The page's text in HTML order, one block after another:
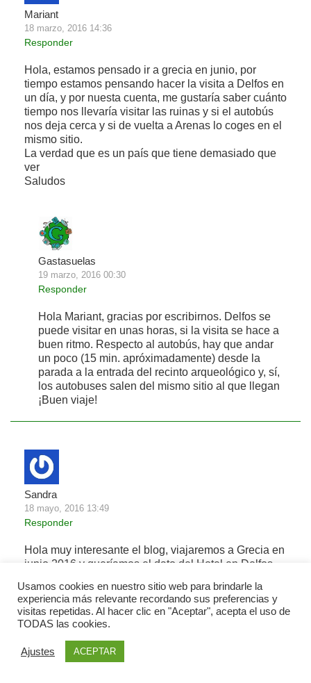
Mariant
18 marzo, 2016 14:36
Responder
Hola, estamos pensado ir a grecia en junio, por
tiempo estamos pensando hacer la visita a Delfos en
un día, y por nuesta cuenta, me gustaría saber cuánto
tiempo nos llevaría visitar las ruinas y si el autobús
nos deja cerca y si de vuelta a Arenas lo coges en el
mismo sitio.
La verdad que es un país que tiene demasiado que
ver
Saludos
Gastasuelas
19 marzo, 2016 00:30
Responder
Hola Mariant, gracias por escribirnos. Delfos se
puede visitar en unas horas, si la visita se hace a
buen ritmo. Respecto al autobús, hay que andar
un poco (15 min. apróximadamente) desde la
parada a la entrada del recinto arqueológico y, sí,
los autobuses salen del mismo sitio al que llegan
¡Buen viaje!
Sandra
18 mayo, 2016 13:49
Responder
Hola muy interesante el blog, viajaremos a Grecia en
junio 2016 y queríamos el dato del Hotel en Delfos,
Gastasuelas
Usamos cookies en nuestro sitio web para brindarle la
experiencia más relevante recordando sus preferencias y
visitas repetidas. Al hacer clic en "Aceptar", acepta el uso de
TODAS las cookies.
Ajustes ACEPTAR